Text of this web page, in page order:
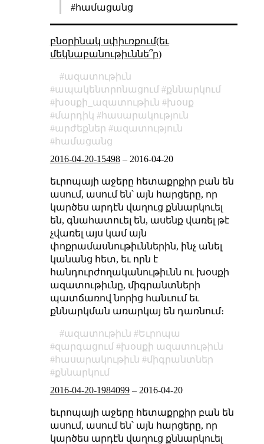
#համացանց
բնօրինակ սփիւռքում(եւ
մեկնաբանութիւննե՞ր)
ազատութիւն
ապակենտրոնացում
քննարկում
խօսքի_ազատութիւն
խօսք
մարդիկ
հասարակություն
արժեքներ
ազատություն
համացանց
2016-04-20-15498– 2016-04-20
եւրոպայի աջերը հետաքրքիր բան են
ասում, ասում են՝ այն հարցերը, որ
կարծես արդէն վաղուց քննարկուել
են, գնահատուել են, ասենք վառել թէ
չվառել այս կամ այն
փոքրամասնութիւններին, ինչ անել
կանանց հետ, եւ որն է
հանդուրժողականութիւնն ու խօսքի
ազատութիւնը, միգրանտների
պատճառով նորից հանւում եւ
քննարկման առարկայ են դառնում։
ազատութիւն
Եւրոպա
զարգացում
խօսքի ազատութիւն
հասարակութիւն
միգրանտներ
քննարկում
2016-04-20-1984099– 2016-04-20
եւրոպայի աջերը հետաքրքիր բան են
ասում, ասում են՝ այն հարցերը, որ
կարծես արդէն վաղուց քննարկուել